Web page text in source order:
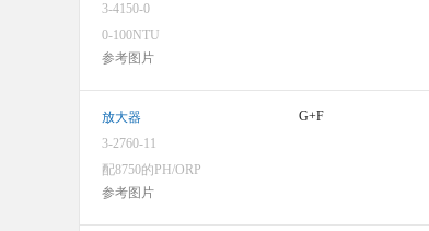
图像仅供参考，请参阅产品规格
3-4150-0
0-100NTU
参考图片
放大器
3-2760-11
配8750的PH/ORP
参考图片
G+F